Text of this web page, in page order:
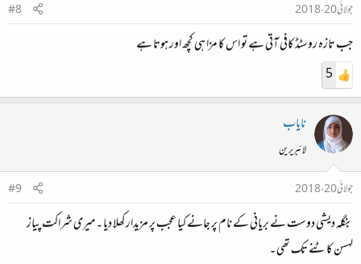
جولائی 20، 2018
#8
جب تازہ روسٹڈ کافی آتی ہے تو اس کا مزا ہی کچھ اور ہوتا ہے
5
نایاب
لائبریرین
جولائی 20، 2018
#9
بنگلہ دیشی دوست نے بریانی کے نام پر جانے کیا عجب پر مزیدار کھلا دیا ۔ میری شراکت پیاز
لہسن کاٹنے تک تھی ۔